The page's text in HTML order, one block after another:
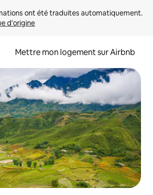
d'origine
Mettre mon logement sur Airbnb